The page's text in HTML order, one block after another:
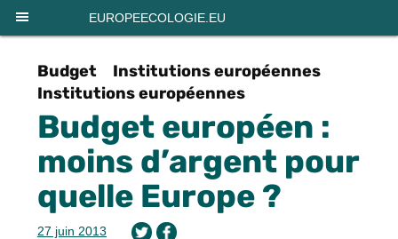
EUROPEECOLOGIE.EU
Budget
Institutions européennes
Institutions européennes
Budget européen :
moins d’argent pour
quelle Europe ?
27 juin 2013